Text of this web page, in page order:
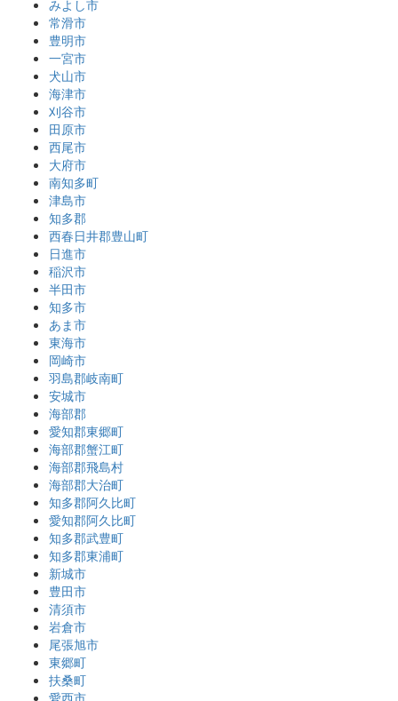
みよし市
常滑市
豊明市
一宮市
犬山市
海津市
刈谷市
田原市
西尾市
大府市
南知多町
津島市
知多郡
西春日井郡豊山町
日進市
稲沢市
半田市
知多市
あま市
東海市
岡崎市
羽島郡岐南町
安城市
海部郡
愛知郡東郷町
海部郡蟹江町
海部郡飛島村
海部郡大治町
知多郡阿久比町
愛知郡阿久比町
知多郡武豊町
知多郡東浦町
新城市
豊田市
清須市
岩倉市
尾張旭市
東郷町
扶桑町